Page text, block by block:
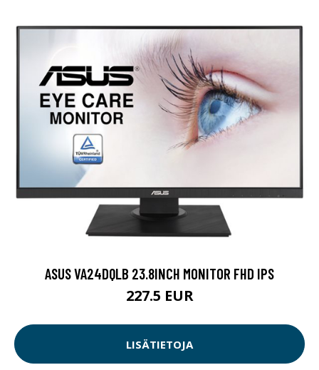
ASUS VA24DQLB 23.8INCH MONITOR FHD IPS
227.5 EUR
LISÄTIETOJA